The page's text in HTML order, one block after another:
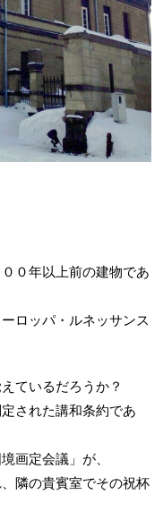
０年以上前の建物であ
ロッパ・ルネッサンス
ているだろうか？
された講和条約であ
画定会議」が、
隣の貴賓室でその祝杯